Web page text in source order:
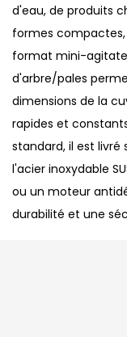
d'eau, de produits
formes
format mini-
d'arbre/pales
dimensions de la
rapides et
standard, il est livré
l'acier inoxydable
ou un moteur
durabilité et une